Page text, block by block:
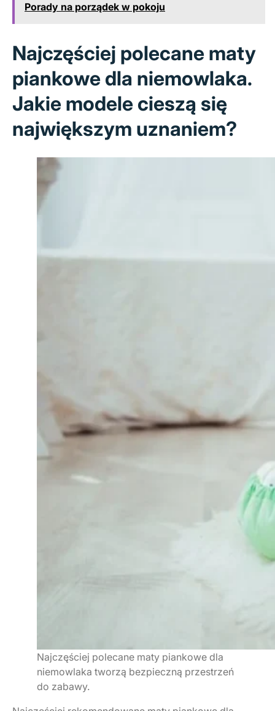
Porady na porządek w pokoju
Najczęściej polecane maty
piankowe dla niemowlaka.
Jakie modele cieszą się
największym uznaniem?
Najczęściej polecane maty piankowe dla
niemowlaka tworzą bezpieczną przestrzeń
do zabawy.